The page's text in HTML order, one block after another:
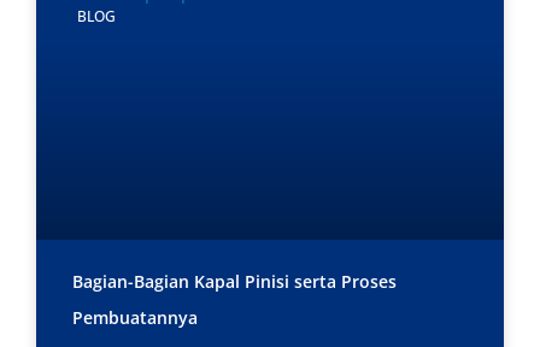
BLOG
Bagian-Bagian Kapal Pinisi serta Proses
Pembuatannya